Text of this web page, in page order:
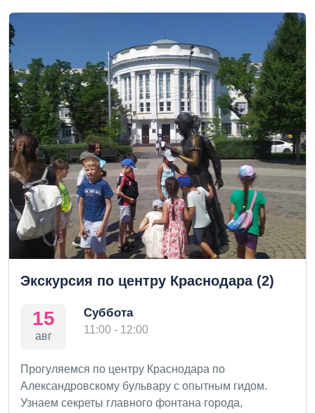
Экскурсия по центру Краснодара (2)
15
авг
Суббота
11:00 - 12:00
Прогуляемся по центру Краснодара по
Александровскому бульвару с опытным гидом.
Узнаем секреты главного фонтана города,